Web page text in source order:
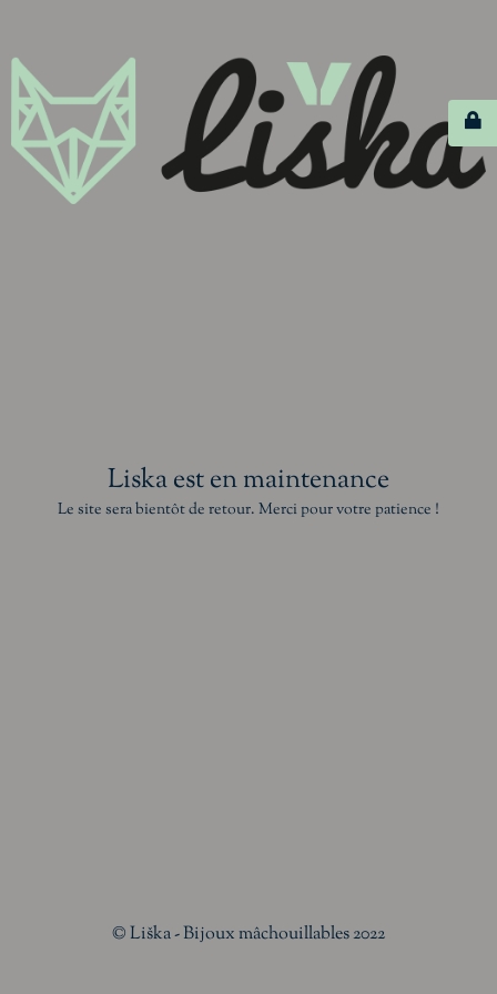
Liska est en maintenance
Le site sera bientôt de retour. Merci pour votre patience !
© Liška - Bijoux mâchouillables 2022